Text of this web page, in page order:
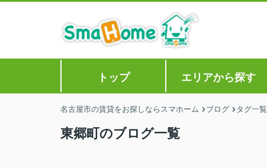
トップ エリアから探す
名古屋市の賃貸をお探しならスマホーム ブログ タグ一覧
東郷町のブログ一覧